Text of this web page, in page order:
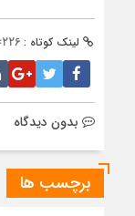
لینک کوتاه :
بدون دیدگاه
برچسب ها